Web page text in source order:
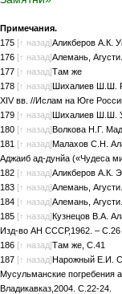
Примечания.
175 [↑ назад]Аликберов А.К.
176 [↑ назад]Алемань,
177 [↑ назад]Там же
178 [↑ назад]Шихалиев Ш.Ш.
XIV вв. //Ислам на Юге
179 [↑ назад]Шихалиев Ш.Ш.
180 [↑ назад]Волкова Н.Г.
181 [↑ назад]Малахов С.Н.
Аджаиб ад-дунйа («Чудеса
182 [↑ назад]Аликберов А.К.
183 [↑ назад]Алемань,
184 [↑ назад]Алемань,
185 [↑ назад]Кузнецов В.А.
Изд-во АН СССР,1962. – С.26
186 [↑ назад]Там же, С.41
187 [↑ назад]Нарожный Е.И.
Мусульманские погребения
Владикавказ,2004. С.22-24.